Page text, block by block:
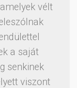
vélt
a saját
senkinek
viszont